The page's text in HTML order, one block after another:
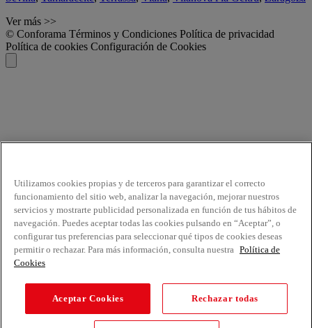
Ver más >>
© Conforama Términos y Condiciones Política de privacidad
Política de cookies Configuración de Cookies
Utilizamos cookies propias y de terceros para garantizar el correcto
funcionamiento del sitio web, analizar la navegación, mejorar nuestros
servicios y mostrarte publicidad personalizada en función de tus hábitos de
navegación. Puedes aceptar todas las cookies pulsando en “Aceptar”, o
configurar tus preferencias para seleccionar qué tipos de cookies deseas
permitir o rechazar. Para más información, consulta nuestra Política de
Cookies
Aceptar Cookies Rechazar todas